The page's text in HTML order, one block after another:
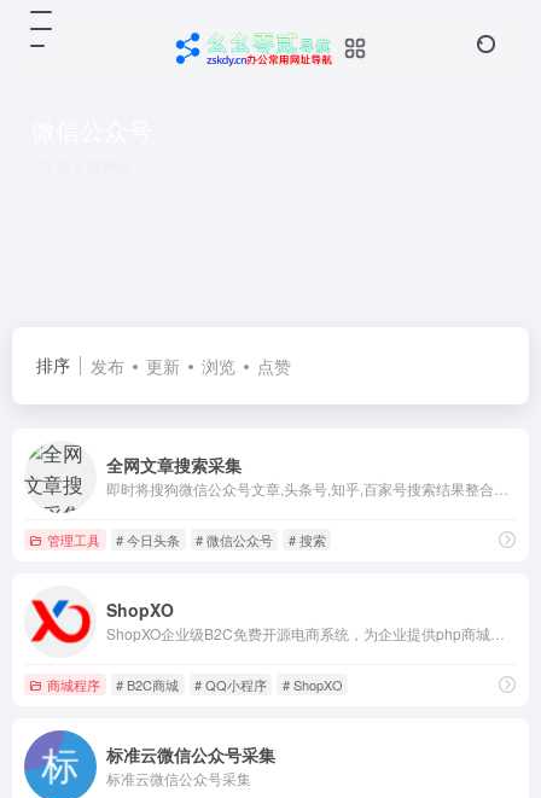
排序 发布 更新 浏览 点赞
全网文章搜索采集
管理工具 # 今日头条 # 微信公众号 # 搜索
ShopXO
商城程序 # B2C商城 # QQ小程序 # ShopXO
标准云微信公众号采集
标准云微信公众号采集